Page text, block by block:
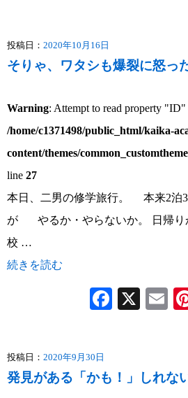
投稿日： 2020年10月16日
そりゃ、ワタシも爆裂に怒っ
Warning: Attempt to read property "ID"
/home/c1371498/public_html/kaika-
content/themes/
line 27
本日、二男の修学旅行。 本来2泊
が やるか・やらないか。 日帰
校 …
続きを読む
X
投稿日： 2020年9月30日
発見がある「かも！」しれな